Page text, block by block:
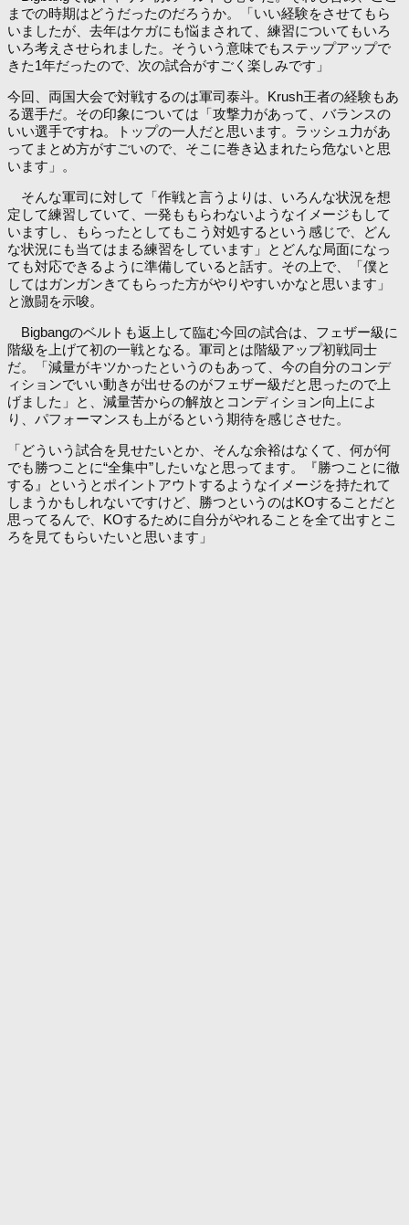
までの時期はどうだったのだろうか。「いい経験をさせてもら
いましたが、去年はケガにも悩まされて、練習についてもいろ
いろ考えさせられました。そういう意味でもステップアップで
きた1年だったので、次の試合がすごく楽しみです」
今回、両国大会で対戦するのは軍司泰斗。Krush王者の経験もあ
る選手だ。その印象については「攻撃力があって、バランスの
いい選手ですね。トップの一人だと思います。ラッシュ力があ
ってまとめ方がすごいので、そこに巻き込まれたら危ないと思
います」。
そんな軍司に対して「作戦と言うよりは、いろんな状況を想
定して練習していて、一発ももらわないようなイメージもして
いますし、もらったとしてもこう対処するという感じで、どん
な状況にも当てはまる練習をしています」とどんな局面になっ
ても対応できるように準備していると話す。その上で、「僕と
してはガンガンきてもらった方がやりやすいかなと思います」
と激闘を示唆。
Bigbangのベルトも返上して臨む今回の試合は、フェザー級に
階級を上げて初の一戦となる。軍司とは階級アップ初戦同士
だ。「減量がキツかったというのもあって、今の自分のコンデ
ィションでいい動きが出せるのがフェザー級だと思ったので上
げました」と、減量苦からの解放とコンディション向上によ
り、パフォーマンスも上がるという期待を感じさせた。
「どういう試合を見せたいとか、そんな余裕はなくて、何が何
でも勝つことに“全集中”したいなと思ってます。『勝つことに徹
する』というとポイントアウトするようなイメージを持たれて
しまうかもしれないですけど、勝つというのはKOすることだと
思ってるんで、KOするために自分がやれることを全て出すとこ
ろを見てもらいたいと思います」